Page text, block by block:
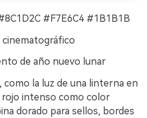
#F7E6C4 #1B1B1B
cinematográfico
de año nuevo lunar
como la luz de una linterna en
rojo intenso como color
dorado para sellos, bordes